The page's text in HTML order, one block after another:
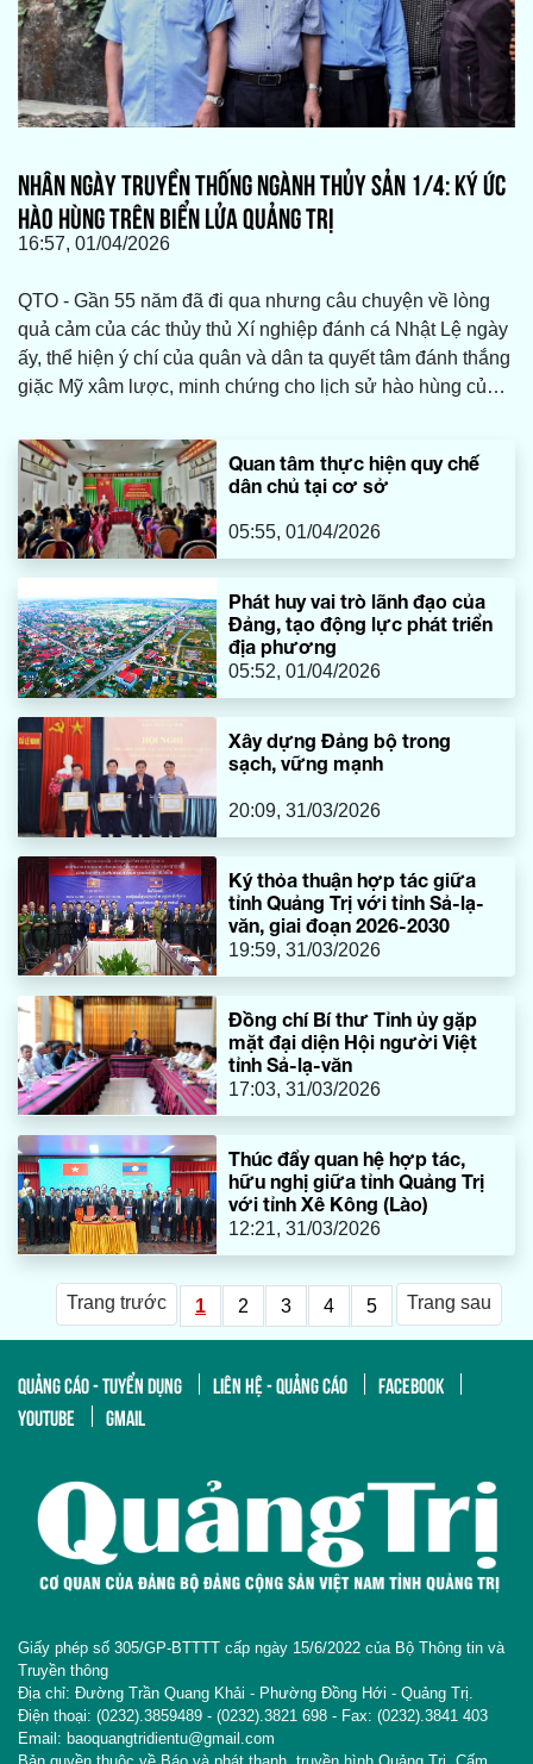
NHÂN NGÀY TRUYỀN THỐNG NGÀNH THỦY SẢN 1/4: KÝ ỨC
HÀO HÙNG TRÊN BIỂN LỬA QUẢNG TRỊ
16:57, 01/04/2026
QTO - Gần 55 năm đã đi qua nhưng câu chuyện về lòng
quả cảm của các thủy thủ Xí nghiệp đánh cá Nhật Lệ ngày
ấy, thể hiện ý chí của quân và dân ta quyết tâm đánh thắng
giặc Mỹ xâm lược, minh chứng cho lịch sử hào hùng của
đối mặt trên biển lửa, vượt qua lằn ranh sinh tử, đưa lực
lượng và phương tiện trở về an toàn, sau trận bom do máy
bay Mỹ trút xuống đoàn thuyền của ta ngày 7/6/1972.
Quan tâm thực hiện quy chế
dân chủ tại cơ sở
05:55, 01/04/2026
Phát huy vai trò lãnh đạo của
Đảng, tạo động lực phát triển
địa phương
05:52, 01/04/2026
Xây dựng Đảng bộ trong
sạch, vững mạnh
20:09, 31/03/2026
Ký thỏa thuận hợp tác giữa
tỉnh Quảng Trị với tỉnh Sả-lạ-
văn, giai đoạn 2026-2030
19:59, 31/03/2026
Đồng chí Bí thư Tỉnh ủy gặp
mặt đại diện Hội người Việt
tỉnh Sả-lạ-văn
17:03, 31/03/2026
Thúc đẩy quan hệ hợp tác,
hữu nghị giữa tỉnh Quảng Trị
với tỉnh Xê Kông (Lào)
12:21, 31/03/2026
Trang trước 1 2 3 4 5 Trang sau
QUẢNG CÁO - TUYỂN DỤNG LIÊN HỆ - QUẢNG CÁO
FACEBOOK
YOUTUBE
GMAIL
Giấy phép số 305/GP-BTTTT cấp ngày 15/6/2022 của Bộ Thông tin và
Truyền thông
Địa chỉ: Đường Trần Quang Khải - Phường Đồng Hới - Quảng Trị.
Điện thoại: (0232).3859489 - (0232).3821 698 - Fax: (0232).3841 403
Email: baoquangtridientu@gmail.com